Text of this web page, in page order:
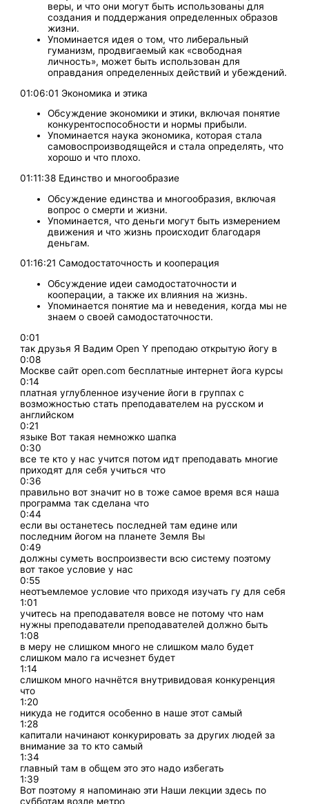
веры, и что они могут быть использованы для
создания и поддержания определенных образов
жизни.
Упоминается идея о том, что либеральный
гуманизм, продвигаемый как «свободная
личность», может быть использован для
оправдания определенных действий и убеждений.
01:06:01 Экономика и этика
Обсуждение экономики и этики, включая понятие
конкурентоспособности и нормы прибыли.
Упоминается наука экономика, которая стала
самовоспроизводящейся и стала определять, что
хорошо и что плохо.
01:11:38 Единство и многообразие
Обсуждение единства и многообразия, включая
вопрос о смерти и жизни.
Упоминается, что деньги могут быть измерением
движения и что жизнь происходит благодаря
деньгам.
01:16:21 Самодостаточность и кооперация
Обсуждение идеи самодостаточности и
кооперации, а также их влияния на жизнь.
Упоминается понятие ма и неведения, когда мы не
знаем о своей самодостаточности.
0:01
так друзья Я Вадим Open Y преподаю открытую йогу в
0:08
Москве сайт open.com бесплатные интернет йога курсы
0:14
платная углубленное изучение йоги в группах с
возможностью стать преподавателем на русском и
английском
0:21
языке Вот такая немножко шапка
0:30
все те кто у нас учится потом идт преподавать многие
приходят для себя учиться что
0:36
правильно вот значит но в тоже самое время вся наша
программа так сделана что
0:44
если вы останетесь последней там едине или
последним йогом на планете Земля Вы
0:49
должны суметь воспроизвести всю систему поэтому
вот такое условие у нас
0:55
неотъемлемое условие что приходя изучать гу для себя
1:01
учитесь на преподавателя вовсе не потому что нам
нужны преподаватели преподавателей должно быть
1:08
в меру не слишком много не слишком мало будет
слишком мало га исчезнет будет
1:14
слишком много начнётся внутривидовая конкуренция
что
1:20
никуда не годится особенно в наше этот самый
1:28
капитали начинают конкурировать за других людей за
внимание за то кто самый
1:34
главный там в общем это это надо избегать
1:39
Вот поэтому я напоминаю эти Наши лекции здесь по
субботам возле метро